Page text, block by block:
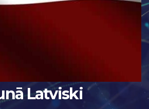
Latviski